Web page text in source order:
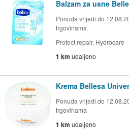
Balzam za usne
Ponuda vrijedi do
trgovinama
Protect repair, Hydrocare
1 km udaljeno
Krema Bellesa
Ponuda vrijedi do
trgovinama
1 km udaljeno